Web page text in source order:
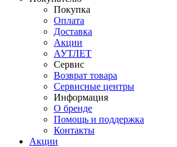
Покупка
Оплата
Доставка
Акции
АУТЛЕТ
Сервис
Возврат товара
Сервисные центры
Информация
О бренде
Помощь и поддержка
Контакты
Акции